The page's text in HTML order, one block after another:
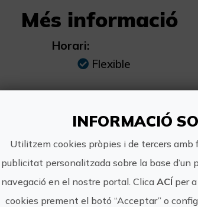
Més informació
Horari:
Flexible
Disponibilitat: tot
temporades de
d'anticipació per a
INFORMACIÓ
Utilitzem cookies pròpies i de tercers
publicitat personalitzada sobre la base
navegació en el nostre portal. Clica ACÍper a
cookies prement el botó “Acceptar” o